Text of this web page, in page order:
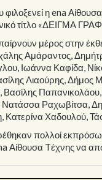
η ena
τίτλο «ΔΕΙΓΜΑ
μέρος στην
Αμάραντος,
Ιωάννα Καφίδα,
Λιαούρης, Δήμος
Βασίλης
Ραχωβίτσα,
Κατερίνα Χαδουλού,
πολλοί
Αίθουσα Tέχνης να